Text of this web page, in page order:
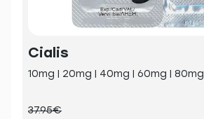
Cialis
10mg | 20mg | 40mg | 60mg | 80mg
37.95€